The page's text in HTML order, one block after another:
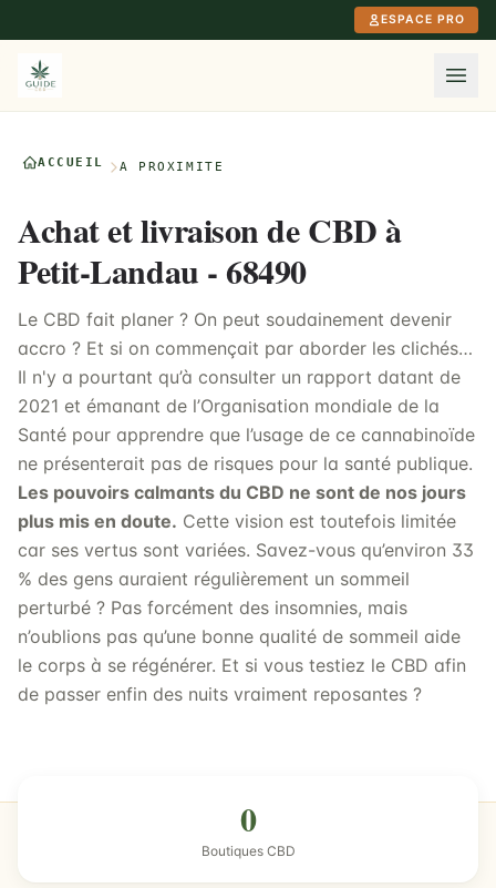
ESPACE PRO
ACCUEIL À PROXIMITÉ
Achat et livraison de CBD à
Petit-Landau - 68490
Le CBD fait planer ? On peut soudainement devenir
accro ? Et si on commençait par aborder les clichés…
Il n'y a pourtant qu’à consulter un rapport datant de
2021 et émanant de l’Organisation mondiale de la
Santé pour apprendre que l’usage de ce cannabinoïde
ne présenterait pas de risques pour la santé publique.
Les pouvoirs calmants du CBD ne sont de nos jours
plus mis en doute. Cette vision est toutefois limitée
car ses vertus sont variées. Savez-vous qu’environ 33
% des gens auraient régulièrement un sommeil
perturbé ? Pas forcément des insomnies, mais
n’oublions pas qu’une bonne qualité de sommeil aide
le corps à se régénérer. Et si vous testiez le CBD afin
de passer enfin des nuits vraiment reposantes ?
0
Boutiques CBD